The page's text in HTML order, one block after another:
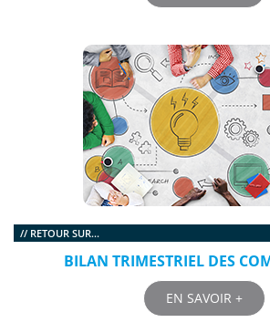
// RETOUR SUR...
BILAN TRIMESTRIEL DES
EN SAVOIR +